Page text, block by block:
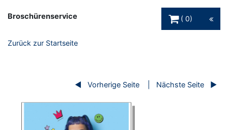
Broschürenservice
0
Zurück zur Startseite
Vorherige Seite Nächste Seite